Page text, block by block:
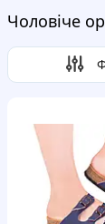
Чоловіче